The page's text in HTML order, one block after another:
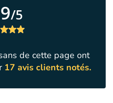
3-
/5
de cette page ont
17 avis clients notés.